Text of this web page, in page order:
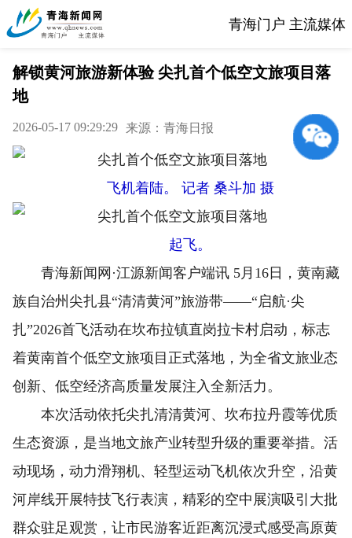
青海门户 主流媒体
解锁黄河旅游新体验 尖扎首个低空文旅项目落
地
2026-05-17 09:29:29 来源：青海日报
飞机着陆。 记者 桑斗加 摄
起飞。
青海新闻网·江源新闻客户端讯 5月16日，黄南藏
族自治州尖扎县“清清黄河”旅游带——“启航·尖
扎”2026首飞活动在坎布拉镇直岗拉卡村启动，标志
着黄南首个低空文旅项目正式落地，为全省文旅业态
创新、低空经济高质量发展注入全新活力。
本次活动依托尖扎清清黄河、坎布拉丹霞等优质
生态资源，是当地文旅产业转型升级的重要举措。活
动现场，动力滑翔机、轻型运动飞机依次升空，沿黄
河岸线开展特技飞行表演，精彩的空中展演吸引大批
群众驻足观赏，让市民游客近距离沉浸式感受高原黄